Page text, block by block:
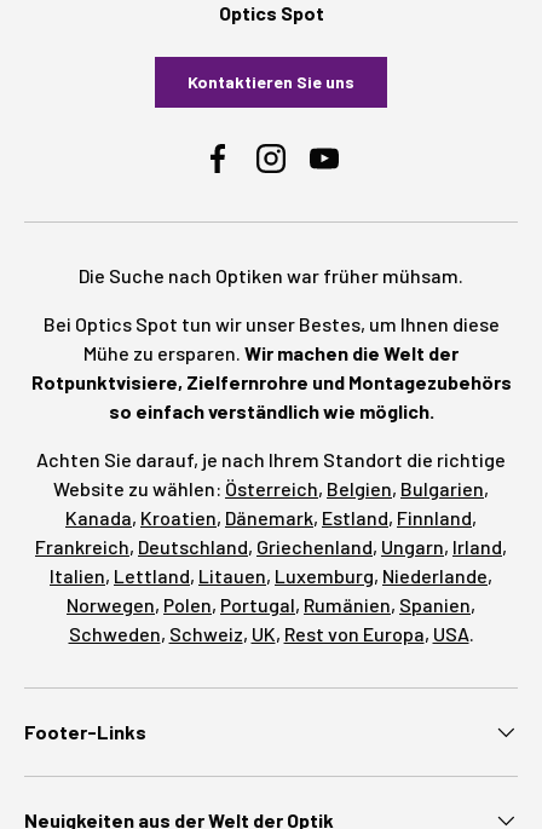
Optics Spot
Kontaktieren Sie uns
FacebookInstagramYouTube
Die Suche nach Optiken war früher mühsam.
Bei Optics Spot tun wir unser Bestes, um Ihnen diese
Mühe zu ersparen. Wir machen die Welt der
Rotpunktvisiere, Zielfernrohre und Montagezubehörs
so einfach verständlich wie möglich.
Achten Sie darauf, je nach Ihrem Standort die richtige
Website zu wählen: Österreich, Belgien, Bulgarien,
Kanada, Kroatien, Dänemark, Estland, Finnland,
Frankreich, Deutschland, Griechenland, Ungarn, Irland,
Italien, Lettland, Litauen, Luxemburg, Niederlande,
Norwegen, Polen, Portugal, Rumänien, Spanien,
Schweden, Schweiz, UK, Rest von Europa, USA.
Footer-Links
Neuigkeiten aus der Welt der Optik